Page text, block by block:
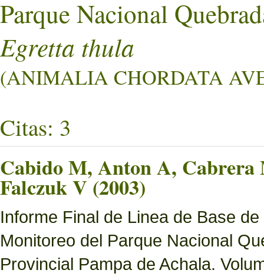
Parque Nacional
Egretta thula
(ANIMALIA CHORDATA
Citas: 3
Cabido M, Anton A,
Falczuk V (2003)
Informe Final de Linea de Base
Monitoreo del Parque Nacional
Provincial Pampa de Achala.